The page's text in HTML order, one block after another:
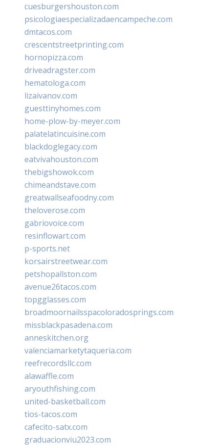
cuesburgershouston.com
psicologiaespecializadaencampeche.com
dmtacos.com
crescentstreetprinting.com
hornopizza.com
driveadragster.com
hematologa.com
lizaivanov.com
guesttinyhomes.com
home-plow-by-meyer.com
palatelatincuisine.com
blackdoglegacy.com
eatvivahouston.com
thebigshowok.com
chimeandstave.com
greatwallseafoodny.com
theloverose.com
gabriovoice.com
resinflowart.com
p-sports.net
korsairstreetwear.com
petshopallston.com
avenue26tacos.com
topgglasses.com
broadmoornailsspacoloradosprings.com
missblackpasadena.com
anneskitchen.org
valenciamarketytaqueria.com
reefrecordsllc.com
alawaffle.com
aryouthfishing.com
united-basketball.com
tios-tacos.com
cafecito-satx.com
graduacionviu2023.com